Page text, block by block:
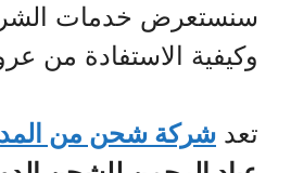
سنستعرض خدمات
وكيفية الاستفادة من
تعد شركة شحن من